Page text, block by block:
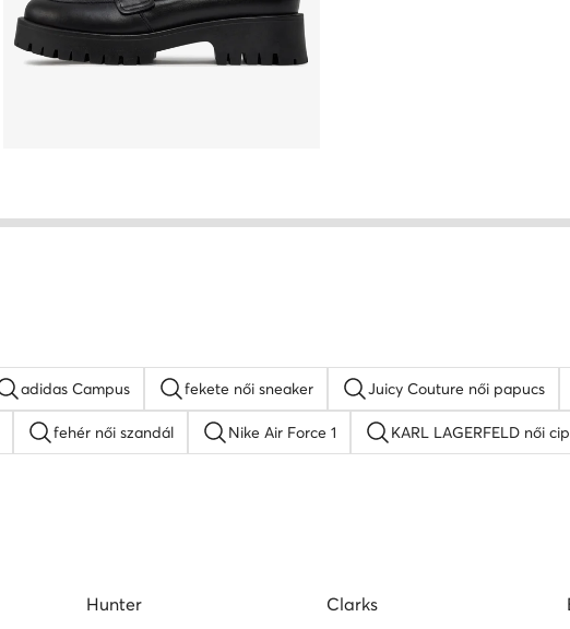
adidas Campus fekete női sneaker Juicy Couture női papucs
fehér női szandál Nike Air Force 1 KARL LAGERFELD női
Hunter Clarks